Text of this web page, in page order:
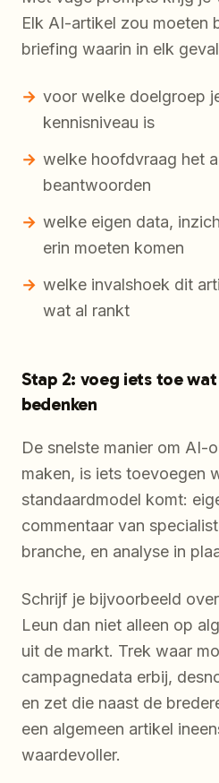
Elk AI-artikel zou moeten
briefing waarin in elk
voor welke doelgroep
kennisniveau is
welke hoofdvraag het
beantwoorden
welke eigen data,
erin moeten komen
welke invalshoek dit
wat al rankt
Stap 2: voeg iets toe
bedenken
De snelste manier om AI-
maken, is iets toevoegen
standaardmodel komt:
commentaar van
branche, en analyse in
Schrijf je bijvoorbeeld
Leun dan niet alleen op
uit de markt. Trek waar
campagnedata erbij,
en zet die naast de
een algemeen artikel
waardevoller.